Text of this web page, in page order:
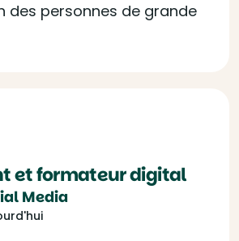
des personnes de grande
et formateur digital
Media